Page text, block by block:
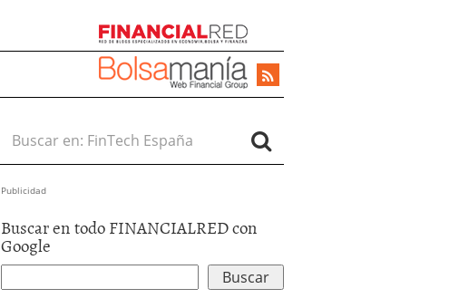
Buscar en:
Publicidad
Buscar en todo FINANCIALRED con
Google